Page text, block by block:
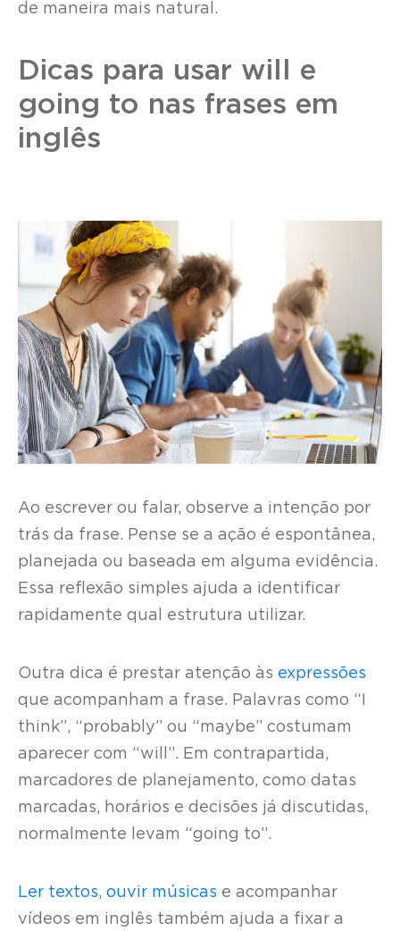
de maneira mais natural.
Dicas para usar will e
going to nas frases em
inglês
Ao escrever ou falar, observe a intenção por
trás da frase. Pense se a ação é espontânea,
planejada ou baseada em alguma evidência.
Essa reflexão simples ajuda a identificar
rapidamente qual estrutura utilizar.
Outra dica é prestar atenção às expressões
que acompanham a frase. Palavras como “I
think”, “probably” ou “maybe” costumam
aparecer com “will”. Em contrapartida,
marcadores de planejamento, como datas
marcadas, horários e decisões já discutidas,
normalmente levam “going to”.
Ler textos, ouvir músicas e acompanhar
vídeos em inglês também ajuda a fixar a